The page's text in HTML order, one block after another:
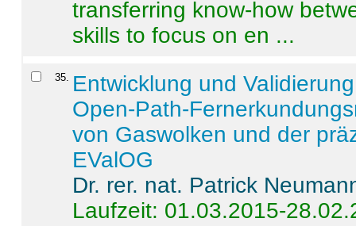
transferring know-how
skills to focus on en ...
35. Entwicklung und
Open-Path-
von Gaswolken und der
EValOG
Dr. rer. nat. Patrick
Laufzeit: 01.03.2015-